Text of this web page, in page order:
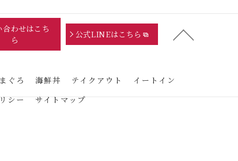
合わせはこち
ら
公式LINEはこちら
まぐろ 海鮮丼 テイクアウト
イートイン
シー サイトマップ